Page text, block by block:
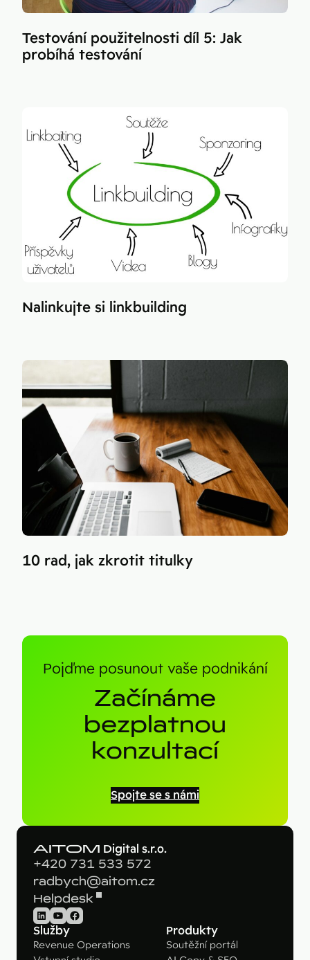
Testování použitelnosti díl 5: Jak
probíhá testování
Nalinkujte si linkbuilding
10 rad, jak zkrotit titulky
Pojďme posunout vaše podnikání
Začínáme
bezplatnou
konzultací
Spojte se s námi
AITOM Digital s.r.o.
+420 731 533 572
radbych@aitom.cz
Helpdesk
LinkedIn
YouTube
Facebook
Služby
Revenue Operations
Produkty
Soutěžní portál